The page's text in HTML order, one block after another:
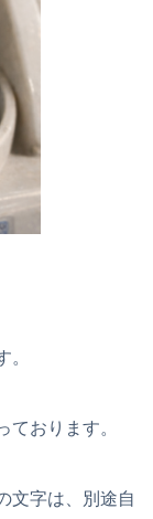
。
おります。
文字は、別途自